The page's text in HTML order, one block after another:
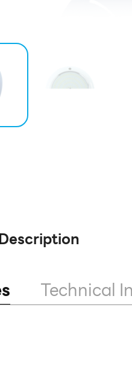
Technical